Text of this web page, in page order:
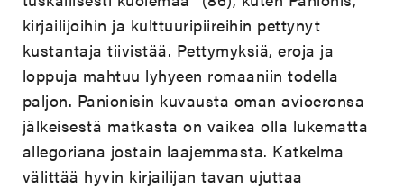
kirjailijoihin ja kulttuuripiireihin pettynyt
kustantaja tiivistää. Pettymyksiä, eroja ja
loppuja mahtuu lyhyeen romaaniin todella
paljon. Panionisin kuvausta oman avioeronsa
jälkeisestä matkasta on vaikea olla lukematta
allegoriana jostain laajemmasta. Katkelma
välittää hyvin kirjailijan tavan ujuttaa